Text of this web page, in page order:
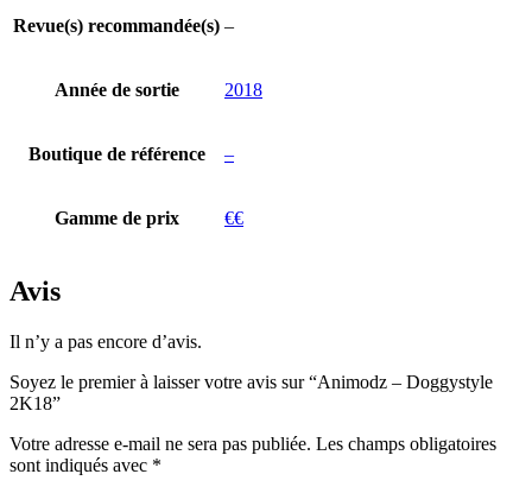
Revue(s) recommandée(s) –
Année de sortie 2018
Boutique de référence –
Gamme de prix €€
Avis
Il n’y a pas encore d’avis.
Soyez le premier à laisser votre avis sur “Animodz – Doggystyle
2K18”
Votre adresse e-mail ne sera pas publiée. Les champs obligatoires
sont indiqués avec *